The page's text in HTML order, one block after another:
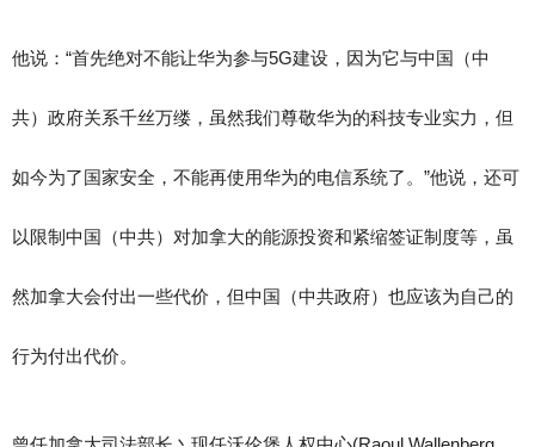
他说：“首先绝对不能让华为参与5G建设，因为它与中国（中
共）政府关系千丝万缕，虽然我们尊敬华为的科技专业实力，但
如今为了国家安全，不能再使用华为的电信系统了。”他说，还可
以限制中国（中共）对加拿大的能源投资和紧缩签证制度等，虽
然加拿大会付出一些代价，但中国（中共政府）也应该为自己的
行为付出代价。